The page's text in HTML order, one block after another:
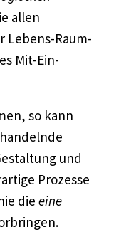
allen
Lebens-Raum-
Mit-Ein-
so kann
und
Prozesse
die eine